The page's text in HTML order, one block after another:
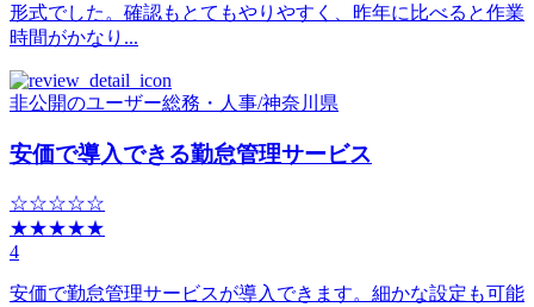
形式でした。確認もとてもやりやすく、昨年に比べると作業
時間がかなり...
非公開のユーザー総務・人事/神奈川県
安価で導入できる勤怠管理サービス
☆☆☆☆☆
★★★★★
4
安価で勤怠管理サービスが導入できます。細かな設定も可能